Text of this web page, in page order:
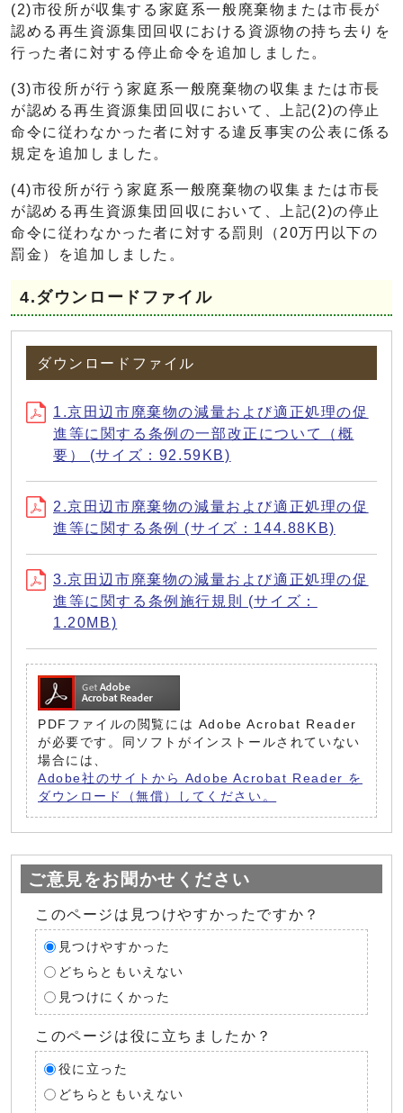
(2)市役所が収集する家庭系一般廃棄物または市長が
認める再生資源集団回収における資源物の持ち去りを
行った者に対する停止命令を追加しました。
(3)市役所が行う家庭系一般廃棄物の収集または市長
が認める再生資源集団回収において、上記(2)の停止
命令に従わなかった者に対する違反事実の公表に係る
規定を追加しました。
(4)市役所が行う家庭系一般廃棄物の収集または市長
が認める再生資源集団回収において、上記(2)の停止
命令に従わなかった者に対する罰則（20万円以下の
罰金）を追加しました。
4.ダウンロードファイル
ダウンロードファイル
1.京田辺市廃棄物の減量および適正処理の促
進等に関する条例の一部改正について（概
要） (サイズ：92.59KB)
2.京田辺市廃棄物の減量および適正処理の促
進等に関する条例 (サイズ：144.88KB)
3.京田辺市廃棄物の減量および適正処理の促
進等に関する条例施行規則 (サイズ：
1.20MB)
PDFファイルの閲覧には Adobe Acrobat Reader
が必要です。同ソフトがインストールされていない
場合には、
Adobe社のサイトから Adobe Acrobat Reader を
ダウンロード（無償）してください。
ご意見をお聞かせください
このページは見つけやすかったですか？
見つけやすかった
どちらともいえない
見つけにくかった
このページは役に立ちましたか？
役に立った
どちらともいえない